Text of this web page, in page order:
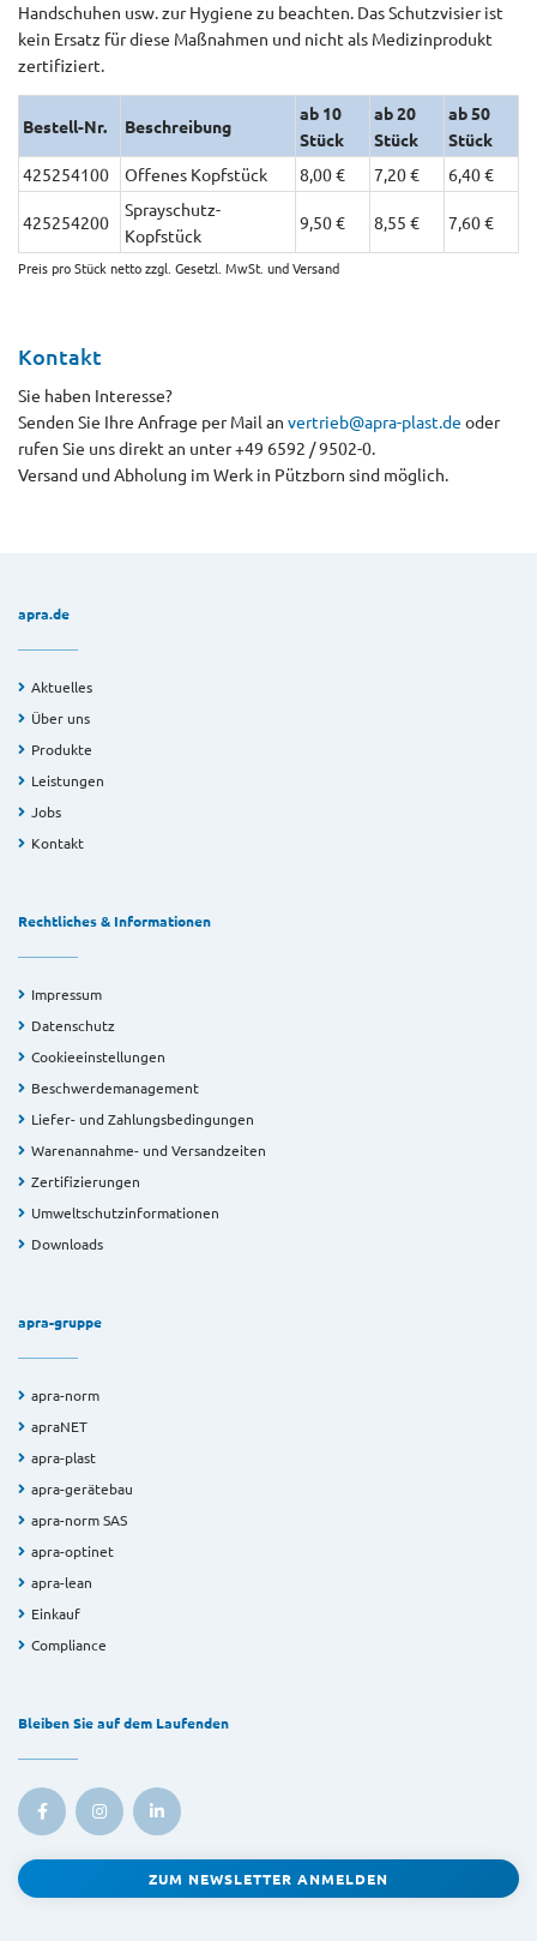
Handschuhen usw. zur Hygiene zu beachten. Das Schutzvisier ist
kein Ersatz für diese Maßnahmen und nicht als Medizinprodukt
zertifiziert.
Bestell-Nr. Beschreibung
ab 10
Stück
ab 20
Stück
ab 50
Stück
425254100
Offenes Kopfstück 8,00 € 7,20 € 6,40 €
425254200
Sprayschutz-
Kopfstück
9,50 € 8,55 € 7,60 €
Preis pro Stück netto zzgl. Gesetzl. MwSt. und Versand
Kontakt
Sie haben Interesse?
Senden Sie Ihre Anfrage per Mail an vertrieb@apra-plast.de oder
rufen Sie uns direkt an unter +49 6592 / 9502-0.
Versand und Abholung im Werk in Pützborn sind möglich.
apra.de
Aktuelles
Über uns
Produkte
Leistungen
Jobs
Kontakt
Rechtliches & Informationen
Impressum
Datenschutz
Cookieeinstellungen
Beschwerdemanagement
Liefer- und Zahlungsbedingungen
Warenannahme- und Versandzeiten
Zertifizierungen
Umweltschutzinformationen
Downloads
apra-gruppe
apra-norm
apraNET
apra-plast
apra-gerätebau
apra-norm SAS
apra-optinet
apra-lean
Einkauf
Compliance
Bleiben Sie auf dem Laufenden
ZUM NEWSLETTER ANMELDEN